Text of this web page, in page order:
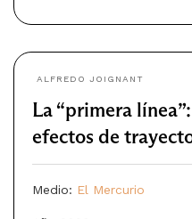
ALFREDO JOIGNANT
La “primera
efectos de
Medio: El Mercurio